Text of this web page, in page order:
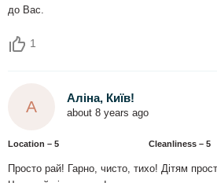
до Вас.
1
А Аліна, Київ!
about 8 years ago
Location – 5 Сleanliness – 5
Просто рай! Гарно, чисто, тихо! Дітям